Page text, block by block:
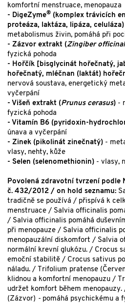
komfortní menstruace, menopauza
- DigeZyme® (komplex trávicích
proteáza, laktáza, lipáza, celuláza)
metabolismus živin, pomáhá při
- Zázvor extrakt (Zingiber
fyzická pohoda
- Hořčík [bisglycinát hořečnatý,
hořečnatý, mléčnan (laktát)
nervová soustava, energetický
vyčerpání
- Višeň extrakt (Prunus cerasus) -
fyzická pohoda
- Vitamín B6 (pyridoxin-
únava a vyčerpání
- Zinek (pikolinát zinečnatý) -
vlasy, nehty, kůže
- Selen (selenomethionin) - vlasy,
Povolená zdravotní tvrzení podle
č. 432/2012 / on hold seznamu:
tradičně se používá / přispívá k
menstruace / Salvia officinalis
/ Salvia officinalis pomáhá
při menopauze / Salvia officinalis
menopauzální diskomfort / Salvia
normální krevní glukózu. / Crocus
emoční stabilitě / Crocus sativus
náladu. / Trifolium pratense
klidnou a komfortní menopauzu /
udržet komfort během
(Zázvor) - pomáhá psychickému a